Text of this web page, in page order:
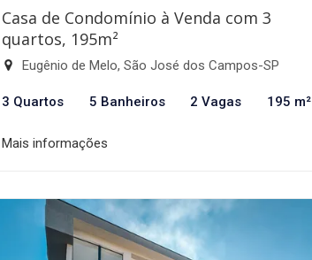
Casa de Condomínio à Venda com 3
quartos, 195m²
Eugênio de Melo, São José dos Campos-SP
3 Quartos 5 Banheiros 2 Vagas 195 m²
Mais informações